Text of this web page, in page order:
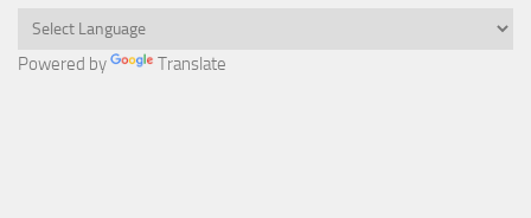
Powered by Translate